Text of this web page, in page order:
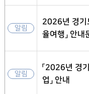
알림
2026년 경기
율여행」 안
알림
「2026년 경
업」 안내